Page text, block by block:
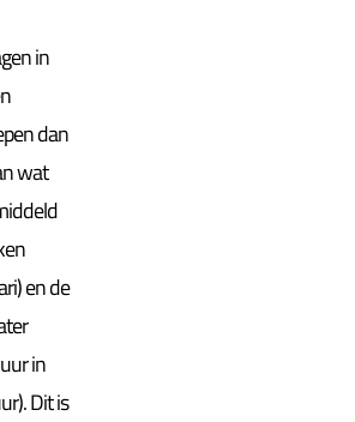
in
dan
wat
en de
in
Dit is